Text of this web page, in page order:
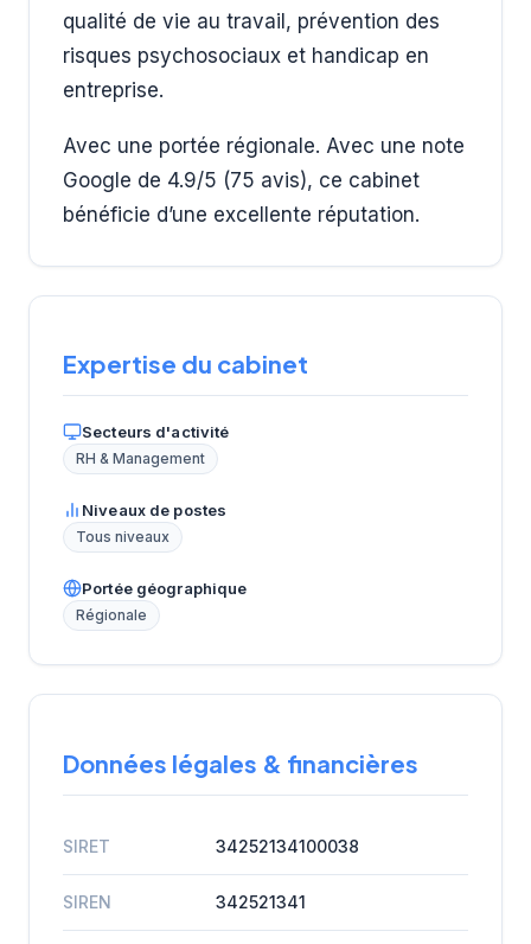
qualité de vie au travail, prévention des
risques psychosociaux et handicap en
entreprise.
Avec une portée régionale. Avec une note
Google de 4.9/5 (75 avis), ce cabinet
bénéficie d’une excellente réputation.
Expertise du cabinet
Secteurs d'activité
RH & Management
Niveaux de postes
Tous niveaux
Portée géographique
Régionale
Données légales & financières
SIRET 34252134100038
SIREN 342521341